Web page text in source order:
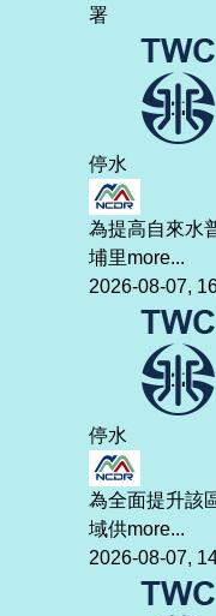
署
停水
為提高自來水
埔里more...
2026-08-07,
停水
為全面提升該
域供more...
2026-08-07,